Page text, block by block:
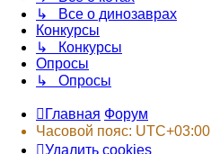
↳ Все о динозаврах
Конкурсы
↳ Конкурсы
Опросы
↳ Опросы
Главная Форум
Часовой пояс: UTC+03:00
Удалить cookies